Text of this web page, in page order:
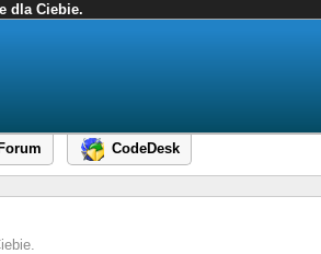
dla Ciebie.
Forum
CodeDesk